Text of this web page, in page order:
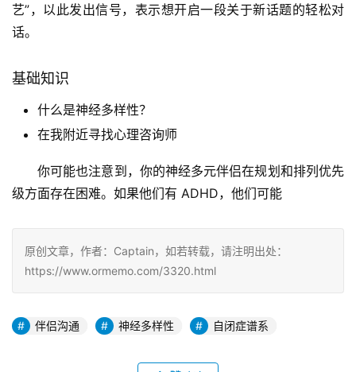
艺”，以此发出信号，表示想开启一段关于新话题的轻松对
话。
基础知识
什么是神经多样性？
在我附近寻找心理咨询师
你可能也注意到，你的神经多元伴侣在规划和排列优先
级方面存在困难。如果他们有 ADHD，他们可能
原创文章，作者：Captain，如若转载，请注明出处：
https://www.ormemo.com/3320.html
伴侣沟通 神经多样性 自闭症谱系